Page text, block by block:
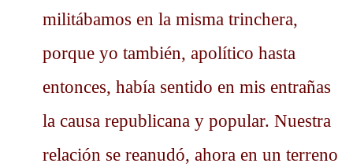
militábamos en la misma trinchera,
porque yo también, apolítico hasta
entonces, había sentido en mis entrañas
la causa republicana y popular. Nuestra
relación se reanudó, ahora en un terreno